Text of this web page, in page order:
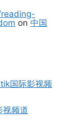
on 中国
国际影视频
频道